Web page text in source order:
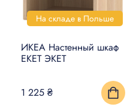
На складе в Польше
ИКЕА Настенный шкаф
EKET ЭКЕТ
1 225 ₴